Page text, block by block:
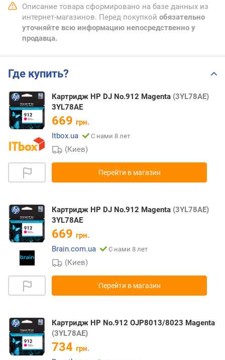
Описание товара сформировано на базе данных из
интернет-магазинов. Перед покупкой обязательно
уточняйте всю информацию непосредственно у
продавца.
Где купить?
Картридж HP DJ No.912 Magenta (3YL78AE)
3YL78AE
669 грн.
Itbox.ua
С нами 8 лет
(Киев)
Перейти в магазин
Картридж HP DJ No.912 Magenta (3YL78AE)
3YL78AE
669 грн.
Brain.com.ua
С нами 8 лет
(Киев)
Перейти в магазин
Картридж HP No.912 OJP8013/8023 Magenta
(3YL78AE)
734 грн.